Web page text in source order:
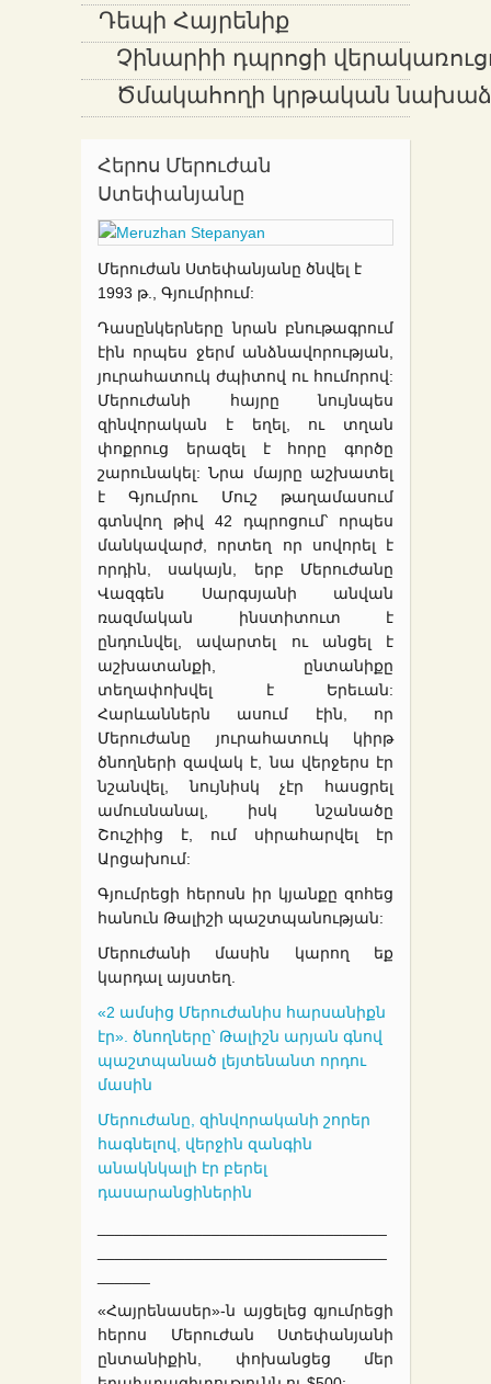
Դեպի Հայրենիք
Չինարիի դպրոցի
Ծմակահողի կրթական
Հերոս Մերուժան
Ստեփանյանը
Մերուժան Ստեփանյանը ծնվել է
1993 թ., Գյումրիում:
Դասընկերները նրան բնութագրում
էին որպես ջերմ անձնավորության,
յուրահատուկ ժպիտով ու հումորով:
Մերուժանի հայրը նույնպես
զինվորական է եղել, ու տղան
փոքրուց երազել է հորը գործը
շարունակել: Նրա մայրը աշխատել
է Գյումրու Մուշ թաղամասում
գտնվող թիվ 42 դպրոցում՝ որպես
մանկավարժ, որտեղ որ սովորել է
որդին, սակայն, երբ Մերուժանը
Վազգեն Սարգսյանի անվան
ռազմական ինստիտուտ է
ընդունվել, ավարտել ու անցել է
աշխատանքի, ընտանիքը
տեղափոխվել է Երեւան:
Հարևաններն ասում էին, որ
Մերուժանը յուրահատուկ կիրթ
ծնողների զավակ է, նա վերջերս էր
նշանվել, նույնիսկ չէր հասցրել
ամուսնանալ, իսկ նշանածը
Շուշիից է, ում սիրահարվել էր
Արցախում:
Գյումրեցի հերոսն իր կյանքը զոհեց
հանուն Թալիշի պաշտպանության:
Մերուժանի մասին կարող եք
կարդալ այստեղ.
«2 ամսից Մերուժանիս հարսանիքն
էր». ծնողները՝ Թալիշն արյան գնով
պաշտպանած լեյտենանտ որդու
մասին
Մերուժանը, զինվորականի շորեր
հագնելով, վերջին զանգին
անակնկալի էր բերել
դասարանցիներին
«Հայրենասեր»-ն այցելեց գյումրեցի
հերոս Մերուժան Ստեփանյանի
ընտանիքին, փոխանցեց մեր